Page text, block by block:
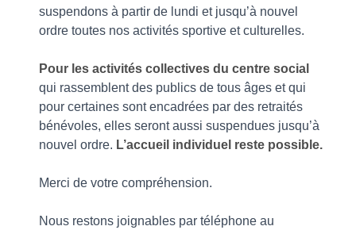
suspendons à partir de lundi et jusqu’à nouvel
ordre toutes nos activités sportive et culturelles.
Pour les activités collectives du centre social
qui rassemblent des publics de tous âges et qui
pour certaines sont encadrées par des retraités
bénévoles, elles seront aussi suspendues jusqu’à
nouvel ordre. L’accueil individuel reste possible.
Merci de votre compréhension.
Nous restons joignables par téléphone au